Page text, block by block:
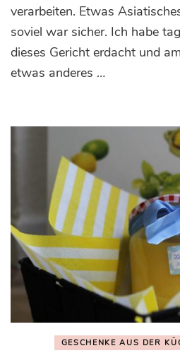
verarbeiten. Etwas
soviel war sicher. Ich habe
dieses Gericht erdacht und
etwas anderes …
GESCHENKE AUS DER